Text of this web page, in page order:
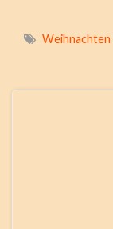
Weihnachten